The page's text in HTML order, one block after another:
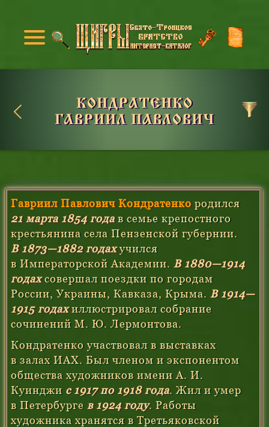
КОНДРАТЕНКО
ГАВРИИЛ ПАВЛОВИЧ
Гавриил Павлович Кондратенкородился
21 марта 1854 годав семье крепостного
крестьянина села Пензенской губернии.
В 1873—1882 годахучился
в Императорской Академии. В 1880—1914
годахсовершал поездки по городам
России, Украины, Кавказа, Крыма. В 1914—
1915 годахиллюстрировал собрание
сочинений М. Ю. Лермонтова.
Кондратенко участвовал в выставках
в залах ИАХ. Был членом и экспонентом
общества художников имени А. И.
Куинджи с 1917 по 1918 года. Жил и умер
в Петербурге в 1924 году. Работы
художника хранятся в Третьяковской